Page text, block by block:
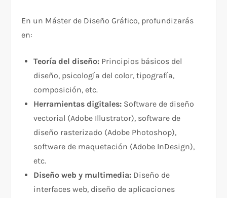
En un Máster de Diseño Gráfico, profundizarás
en:
Teoría del diseño: Principios básicos del
diseño, psicología del color, tipografía,
composición, etc.
Herramientas digitales: Software de diseño
vectorial (Adobe Illustrator), software de
diseño rasterizado (Adobe Photoshop),
software de maquetación (Adobe InDesign),
etc.
Diseño web y multimedia: Diseño de
interfaces web, diseño de aplicaciones